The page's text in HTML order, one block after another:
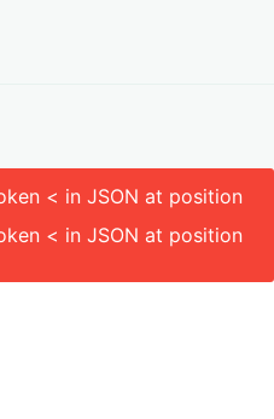
< in JSON at position
< in JSON at position